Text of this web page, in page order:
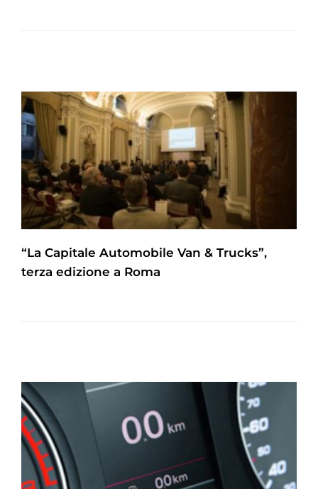
“La Capitale Automobile Van & Trucks”,
terza edizione a Roma